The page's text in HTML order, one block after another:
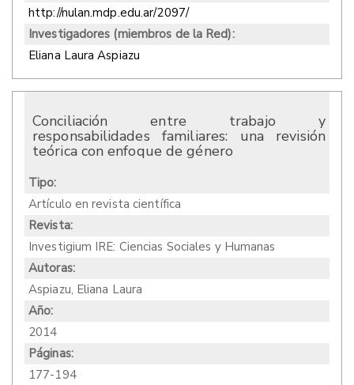
http://nulan.mdp.edu.ar/2097/
Investigadores (miembros de la Red):
Eliana Laura Aspiazu
Conciliación entre trabajo y
responsabilidades familiares: una revisión
teórica con enfoque de género
Tipo:
Artículo en revista científica
Revista:
Investigium IRE: Ciencias Sociales y Humanas
Autoras:
Aspiazu, Eliana Laura
Año:
2014
Páginas:
177-194